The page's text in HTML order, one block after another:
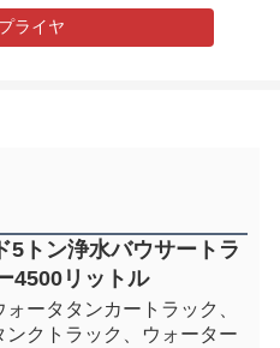
ライヤ
トン浄水バウサートラ
4500リットル
ータタンカートラック、
クトラック、ウォーター